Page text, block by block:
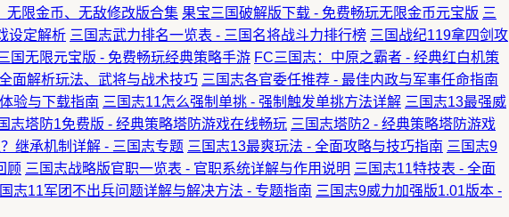
无限金币、无敌修改版合集 果宝三国破解版下载 - 免费畅玩无限金币元宝版 三
设定解析 三国志武力排名一览表 - 三国名将战斗力排行榜 三国战纪119拿四剑攻
国无限元宝版 - 免费畅玩经典策略手游 FC三国志：中原之霸者 - 经典红白机策
面解析玩法、武将与战术技巧 三国志各官委任推荐 - 最佳内政与军事任命指南
验与下载指南 三国志11怎么强制单挑 - 强制触发单挑方法详解 三国志13最强威
志塔防1免费版 - 经典策略塔防游戏在线畅玩 三国志塔防2 - 经典策略塔防游戏
继承机制详解 - 三国志专题 三国志13最爽玩法 - 全面攻略与技巧指南 三国志9
顾 三国志战略版官职一览表 - 官职系统详解与作用说明 三国志11特技表 - 全面
志11军团不出兵问题详解与解决方法 - 专题指南 三国志9威力加强版1.01版本 -